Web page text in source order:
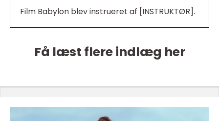
Film Babylon blev instrueret af [INSTRUKTØR].
Få læst flere indlæg her